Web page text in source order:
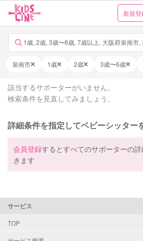
新規登
1歳, 2歳, 3歳〜6歳, 7歳以上, 大阪府泉南市
泉南市 1歳 2歳 3歳〜6歳
該当するサポーターがいません。
検索条件を見直してみましょう。
詳細条件を指定してベビーシッター
会員登録するとすべてのサポーターの
きます
サービス
TOP